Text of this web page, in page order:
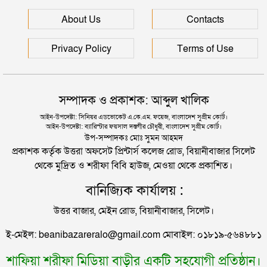
দুই তরুণীকে তুলে নিয়ে ধর্ষণ, ৬ যুবককে যে শাস্তি দিলে
আদালত
যুক্তরাজ্যে বাংলাদেশিদের মধ্যে ৯৫ শতাংশই সিলেটি
সিলেটে বিচার নিয়ে হতাশ ৬ শহীদ পরিবার
রাজধানীর মাদারটেক থেকে তরুণীর খণ্ডিত মাথা ও দুই হাত
উদ্ধার
দিল্লিতে শেখ হাসিনার বক্তব্য দেওয়া নিয়ে পররাষ্ট্র
মন্ত্রণালয়ের ক্ষোভ
সিলেটের সাবেক মন্ত্রী-এমপিরা কে কোথায়?
জুলাই আন্দোলন ছাত্র-জনতার বীরত্বের স্মারকস্তম্ভ:
বিয়ানীবাজারের ইউএনও
About Us Contacts
Privacy Policy Terms of Use
সম্পাদক ও প্রকাশক: আব্দুল খালিক
আইন-উপদেষ্টা: সিনিয়র এডভোকেট এ.কে.এম. ফয়েজ, বাংলাদেশ সুপ্রীম কোর্ট।
আইন-উপদেষ্টা: ব্যারিস্টার ফয়সাল দস্তগীর চৌধুরী, বাংলাদেশ সুপ্রীম কোর্ট।
উপ-সম্পাদকঃ মোঃ সুমন আহমদ
প্রকাশক কর্তৃক উত্তরা অফসেট প্রিন্টার্স কলেজ রোড, বিয়ানীবাজার সিলেট
থেকে মুদ্রিত ও শরীফা বিবি হাউজ, মেওয়া থেকে প্রকাশিত।
বানিজ্যিক কার্যালয় :
উত্তর বাজার, মেইন রোড, বিয়ানীবাজার, সিলেট।
ই-মেইল: beanibazareralo@gmail.com মোবাইল: ০১৮১৯-৫৬৪৮৮১
শাফিয়া শরীফা মিডিয়া বাড়ীর একটি সহযোগী প্রতিষ্ঠান।